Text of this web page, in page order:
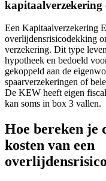
kapitaalverzekering
Een Kapitaalverzekering
overlijdensrisicodekking
verzekering. Dit type
hypotheek en bedoeld
gekoppeld aan de
spaarverzekeringen of
De KEW heeft eigen
kan soms in box 3 vallen.
Hoe bereken je
kosten van een